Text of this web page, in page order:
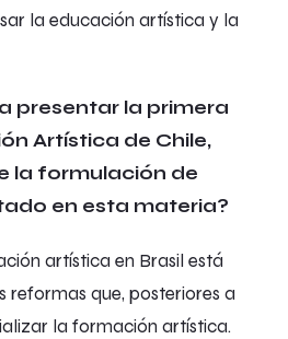
la educación artística y la
presentar la primera
Artística de Chile,
la formulación de
en esta materia?
artística en Brasil está
que, posteriores a
la formación artística.